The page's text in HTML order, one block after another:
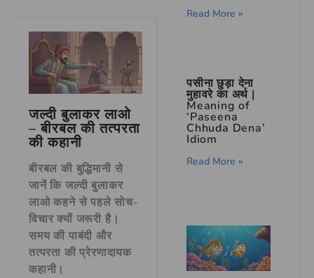
जल्दी बुलाकर लाओ
– बीरबल की तत्परता
की कहानी
बीरबल की बुद्धिमानी से
जानें कि जल्दी बुलाकर
लाओ कहने से पहले सोच-
विचार क्यों जरूरी है।
समय की पाबंदी और
तत्परता की प्रेरणादायक
कहानी।
Read More »
पसीना छुड़ा देना
मुहावरे का अर्थ |
Meaning of
‘Paseena
Chhuda Dena’
Idiom
Read More »